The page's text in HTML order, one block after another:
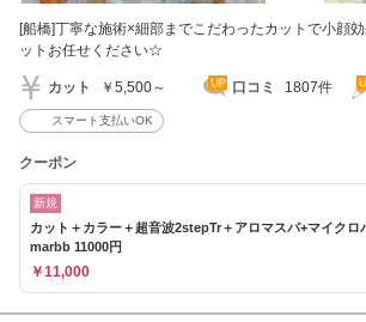
[船橋]丁寧な施術×細部までこだわったカットで小顔
ットお任せください☆
カット ￥5,500～ 口コミ 1807件
スマート支払いOK
クーポン
新規
カット＋カラー＋超音波2stepTr＋アロマスパ+マイクロ
marbb 11000円
￥11,000